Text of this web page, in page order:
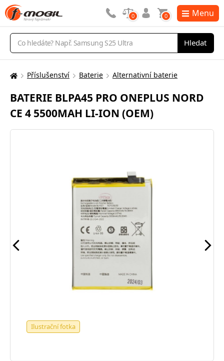
Vyhledávání
Hledat
0 0 Menu
Zde
nacházíte:
Příslušenství Baterie Alternativní baterie
BATERIE BLPA45 PRO ONEPLUS NORD
CE 4 5500MAH LI-ION (OEM)
Ilustrační fotka